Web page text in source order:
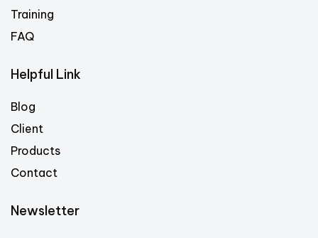
Training
FAQ
Helpful Link
Blog
Client
Products
Contact
Newsletter